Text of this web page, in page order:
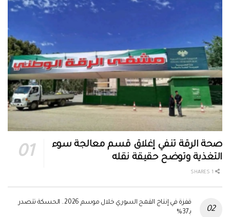
صحة الرقة تنفي إغلاق قسم معالجة سوء
التغذية وتوضح حقيقة نقله
قفزة في إنتاج القمح السوري خلال موسم 2026.. الحسكة تتصدر
بـ37%